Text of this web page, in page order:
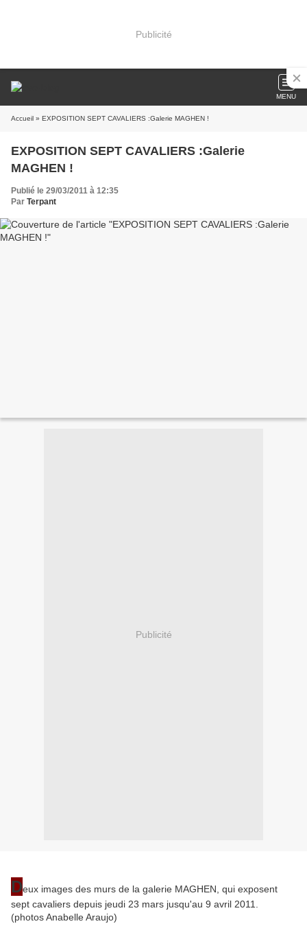
Publicité
MENU
Accueil » EXPOSITION SEPT CAVALIERS :Galerie MAGHEN !
EXPOSITION SEPT CAVALIERS :Galerie
MAGHEN !
Publié le 29/03/2011 à 12:35
Par Terpant
Publicité
Deux images des murs de la galerie MAGHEN, qui exposent
sept cavaliers depuis jeudi 23 mars jusqu'au 9 avril 2011.
(photos Anabelle Araujo)